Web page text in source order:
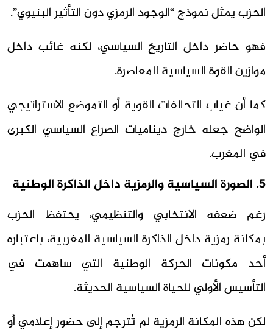
الحزب يمثل نموذج “الوجود الرمزي دون التأثير البنيوي”.
فهو حاضر داخل التاريخ السياسي، لكنه غائب داخل
موازين القوة السياسية المعاصرة.
كما أن غياب التحالفات القوية أو التموضع الاستراتيجي
الواضح جعله خارج ديناميات الصراع السياسي الكبرى
في المغرب.
5. الصورة السياسية والرمزية داخل الذاكرة الوطنية
رغم ضعفه الانتخابي والتنظيمي، يحتفظ الحزب
بمكانة رمزية داخل الذاكرة السياسية المغربية، باعتباره
أحد مكونات الحركة الوطنية التي ساهمت في
التأسيس الأولي للحياة السياسية الحديثة.
لكن هذه المكانة الرمزية لم تُترجم إلى حضور إعلامي أو